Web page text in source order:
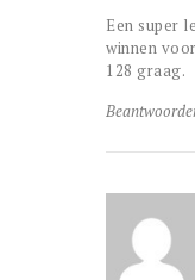
Een super
winnen
128 graag.